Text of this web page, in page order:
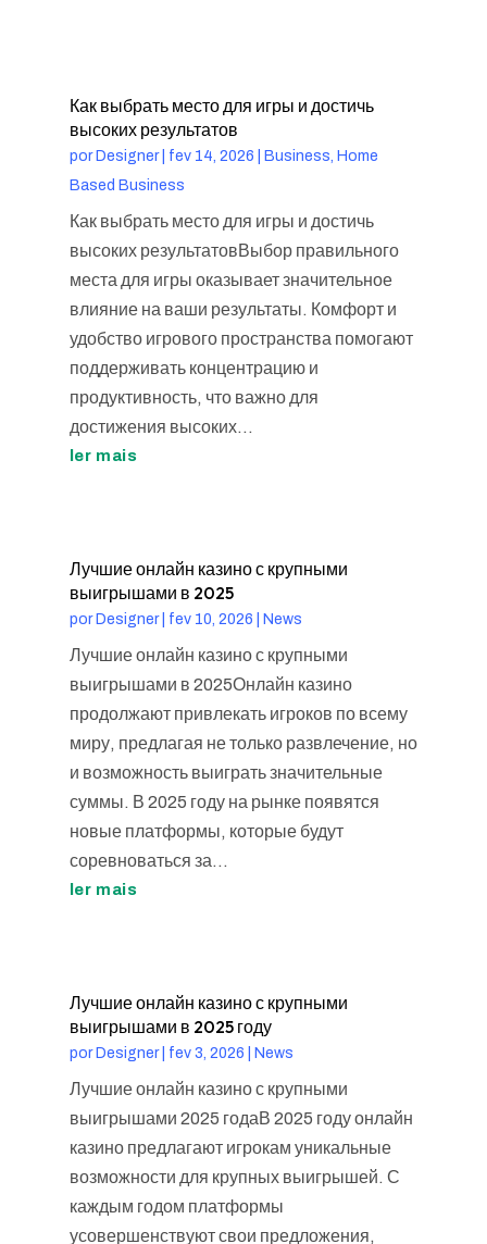
Как выбрать место для игры и достичь
высоких результатов
por Designer| fev 14, 2026
Business, Home
Based Business
Как выбрать место для игры и достичь
высоких результатовВыбор правильного
места для игры оказывает значительное
влияние на ваши результаты. Комфорт и
удобство игрового пространства помогают
поддерживать концентрацию и
продуктивность, что важно для
достижения высоких...
ler mais
Лучшие онлайн казино с крупными
выигрышами в 2025
por Designer| fev 10, 2026 News
Лучшие онлайн казино с крупными
выигрышами в 2025Онлайн казино
продолжают привлекать игроков по всему
миру, предлагая не только развлечение, но
и возможность выиграть значительные
суммы. В 2025 году на рынке появятся
новые платформы, которые будут
соревноваться за...
ler mais
Лучшие онлайн казино с крупными
выигрышами в 2025 году
por Designer| fev 3, 2026 News
Лучшие онлайн казино с крупными
выигрышами 2025 годаВ 2025 году онлайн
казино предлагают игрокам уникальные
возможности для крупных выигрышей. С
каждым годом платформы
усовершенствуют свои предложения,